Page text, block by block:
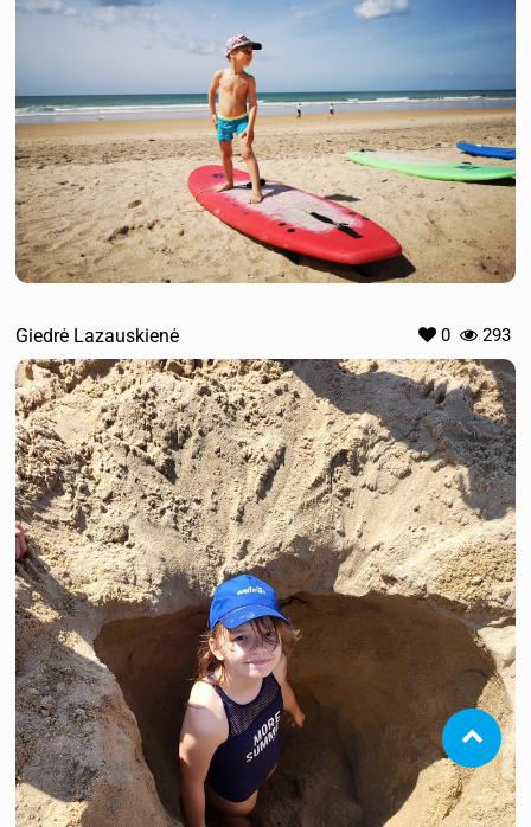
Giedrė Lazauskienė 0 293